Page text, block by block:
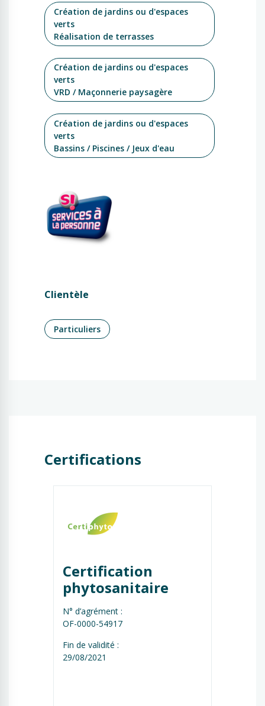
Création de jardins ou d'espaces
verts
Réalisation de terrasses
Création de jardins ou d'espaces
verts
VRD / Maçonnerie paysagère
Création de jardins ou d'espaces
verts
Bassins / Piscines / Jeux d'eau
Clientèle
Particuliers
Certifications
Certification
phytosanitaire
N° d’agrément :
OF-0000-54917
Fin de validité :
29/08/2021